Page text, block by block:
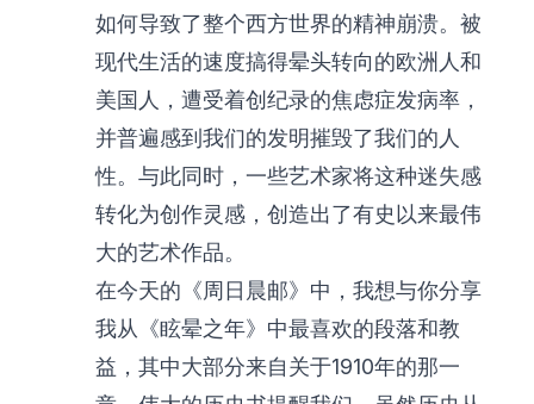
如何导致了整个西方世界的精神崩溃。被
现代生活的速度搞得晕头转向的欧洲人和
美国人，遭受着创纪录的焦虑症发病率，
并普遍感到我们的发明摧毁了我们的人
性。与此同时，一些艺术家将这种迷失感
转化为创作灵感，创造出了有史以来最伟
大的艺术作品。
在今天的《周日晨邮》中，我想与你分享
我从《眩晕之年》中最喜欢的段落和教
益，其中大部分来自关于1910年的那一